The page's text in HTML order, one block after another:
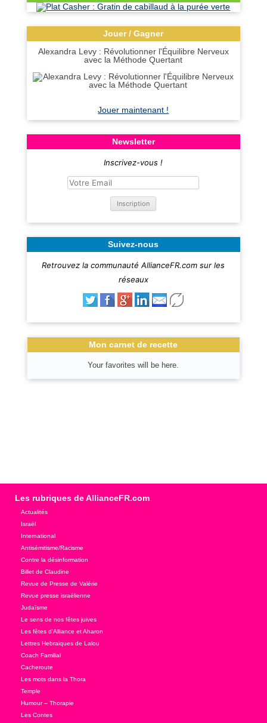
Jouer / Gagner
Alexandra Levy : Révolutionner l'Équilibre Nerveux
avec la Méthode Quertant
Jouer maintenant !
Newsletter
Inscrivez-vous !
Suivez-nous
Retrouvez la communauté AllianceFR.com sur les
réseaux
Mon carnet de recette
Your favorites will be here.
Les rubriques de AllianceFR.com
Actualités
Israël
International
Antisémitisme/Racisme
Contre la désinformation
Billet de Claudine
Revue de Presse de Valérie
Revue presse israélienne
Judaïsme
Le sens de nos fêtes juives
Les fêtes d'Alliance et Aharon
Lettres Hebraiques de Lalou
Coach Familial
Cacheroute
Les mots dans la Thora
Temple
Humour – Thorapie
Les Contes